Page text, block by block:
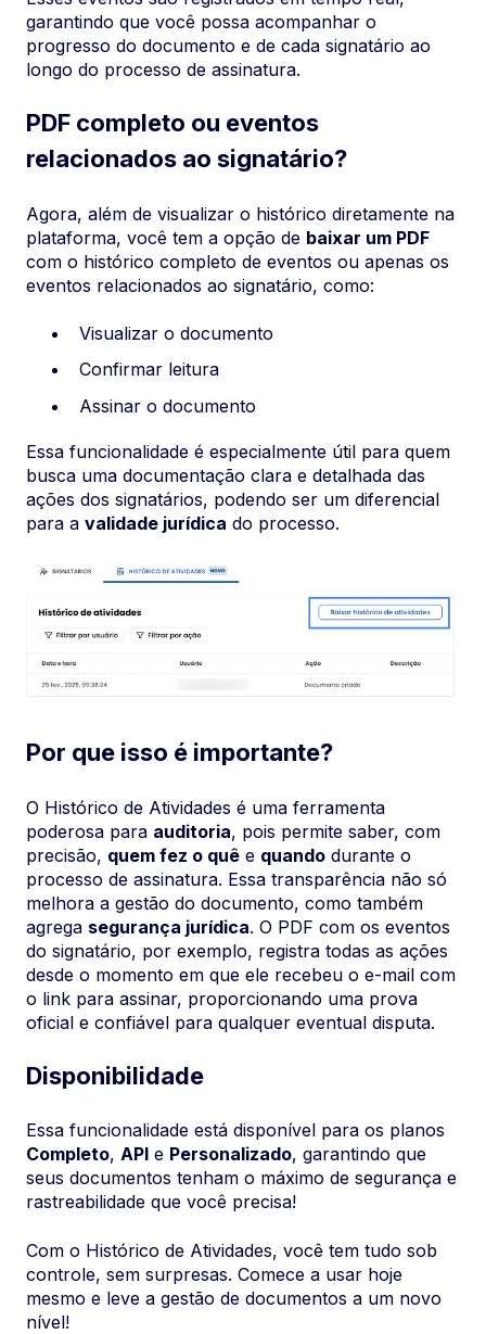
garantindo que você possa acompanhar o
progresso do documento e de cada signatário ao
longo do processo de assinatura.
PDF completo ou eventos
relacionados ao signatário?
Agora, além de visualizar o histórico diretamente na
plataforma, você tem a opção de baixar um PDF
com o histórico completo de eventos ou apenas os
eventos relacionados ao signatário, como:
Visualizar o documento
Confirmar leitura
Assinar o documento
Essa funcionalidade é especialmente útil para quem
busca uma documentação clara e detalhada das
ações dos signatários, podendo ser um diferencial
para a validade jurídica do processo.
Por que isso é importante?
O Histórico de Atividades é uma ferramenta
poderosa para auditoria, pois permite saber, com
precisão, quem fez o quê e quando durante o
processo de assinatura. Essa transparência não só
melhora a gestão do documento, como também
agrega segurança jurídica. O PDF com os eventos
do signatário, por exemplo, registra todas as ações
desde o momento em que ele recebeu o e-mail com
o link para assinar, proporcionando uma prova
oficial e confiável para qualquer eventual disputa.
Disponibilidade
Essa funcionalidade está disponível para os planos
Completo, API e Personalizado, garantindo que
seus documentos tenham o máximo de segurança e
rastreabilidade que você precisa!
Com o Histórico de Atividades, você tem tudo sob
controle, sem surpresas. Comece a usar hoje
mesmo e leve a gestão de documentos a um novo
nível!